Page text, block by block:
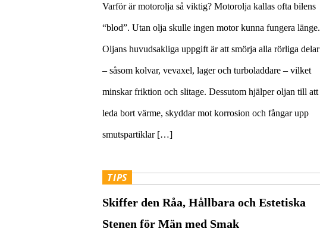
Varför är motorolja så viktig? Motorolja kallas ofta bilens
“blod”. Utan olja skulle ingen motor kunna fungera länge.
Oljans huvudsakliga uppgift är att smörja alla rörliga delar
– såsom kolvar, vevaxel, lager och turboladdare – vilket
minskar friktion och slitage. Dessutom hjälper oljan till att
leda bort värme, skyddar mot korrosion och fångar upp
smutspartiklar […]
TIPS
Skiffer den Råa, Hållbara och Estetiska
Stenen för Män med Smak